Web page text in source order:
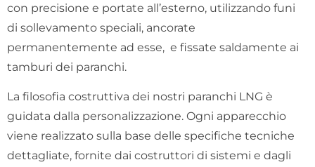
con precisione e portate all’esterno, utilizzando funi
di sollevamento speciali, ancorate
permanentemente ad esse, e fissate saldamente ai
tamburi dei paranchi.
La filosofia costruttiva dei nostri paranchi LNG è
guidata dalla personalizzazione. Ogni apparecchio
viene realizzato sulla base delle specifiche tecniche
dettagliate, fornite dai costruttori di sistemi e dagli